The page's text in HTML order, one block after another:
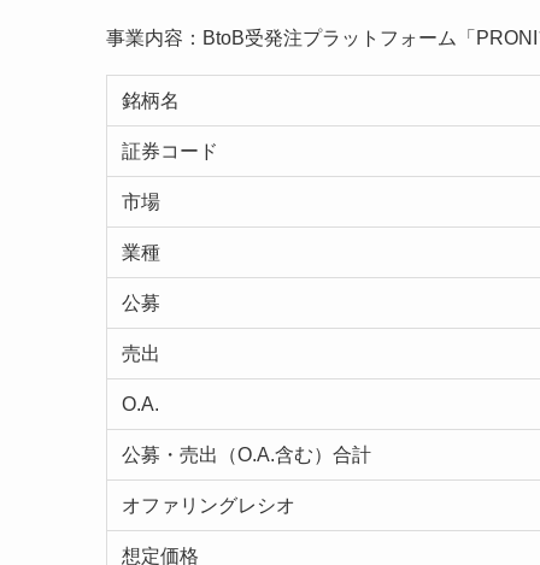
事業内容：BtoB受発注プラットフォーム「
銘柄名
証券コード
市場
業種
公募
売出
O.A.
公募・売出（O.A.含む）合計
オファリングレシオ
想定価格